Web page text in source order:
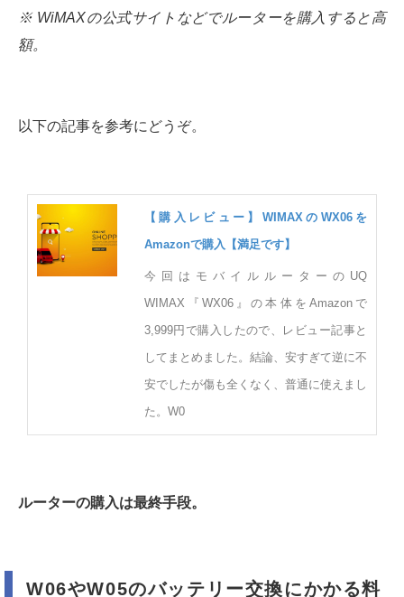
※ WiMAXの公式サイトなどでルーターを購入すると高
額。
以下の記事を参考にどうぞ。
【購入レビュー】WIMAXのWX06を
Amazonで購入【満足です】
今回はモバイルルーターのUQ
WIMAX『WX06』の本体をAmazonで
3,999円で購入したので、レビュー記事と
してまとめました。結論、安すぎて逆に不
安でしたが傷も全くなく、普通に使えまし
た。W0
ルーターの購入は最終手段。
W06やW05のバッテリー交換にかかる料